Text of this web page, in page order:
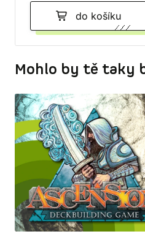
do košíku
Mohlo by tě taky